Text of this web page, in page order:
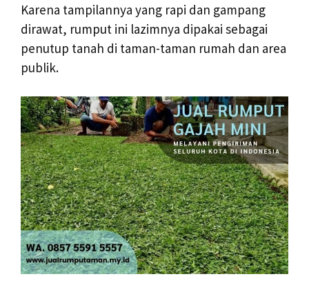
Karena tampilannya yang rapi dan gampang
dirawat, rumput ini lazimnya dipakai sebagai
penutup tanah di taman-taman rumah dan area
publik.